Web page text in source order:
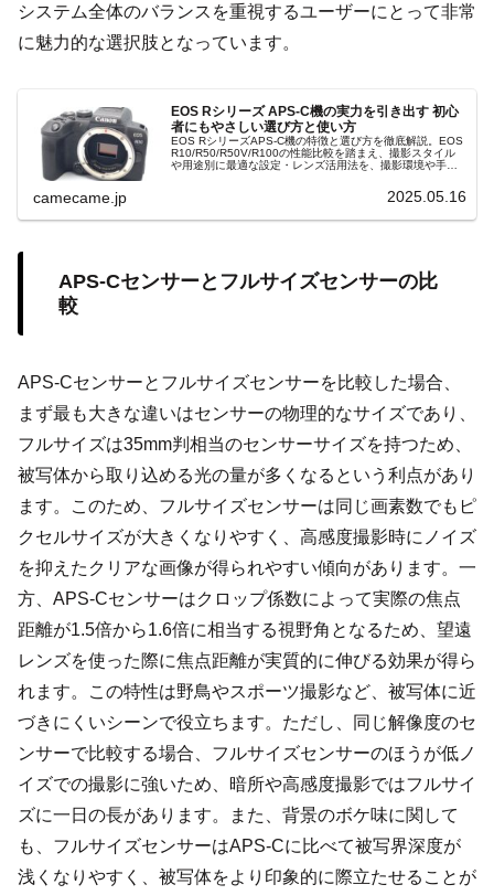
システム全体のバランスを重視するユーザーにとって非常
に魅力的な選択肢となっています。
EOS Rシリーズ APS-C機の実力を引き出す 初心
者にもやさしい選び方と使い方
EOS RシリーズAPS-C機の特徴と選び方を徹底解説。EOS
R10/R50/R50V/R100の性能比較を踏まえ、撮影スタイル
や用途別に最適な設定・レンズ活用法を、撮影環境や手ブ
camecame.jp 2025.05.16
APS-Cセンサーとフルサイズセンサーの比
較
APS-Cセンサーとフルサイズセンサーを比較した場合、
まず最も大きな違いはセンサーの物理的なサイズであり、
フルサイズは35mm判相当のセンサーサイズを持つため、
被写体から取り込める光の量が多くなるという利点があり
ます。このため、フルサイズセンサーは同じ画素数でもピ
クセルサイズが大きくなりやすく、高感度撮影時にノイズ
を抑えたクリアな画像が得られやすい傾向があります。一
方、APS-Cセンサーはクロップ係数によって実際の焦点
距離が1.5倍から1.6倍に相当する視野角となるため、望遠
レンズを使った際に焦点距離が実質的に伸びる効果が得ら
れます。この特性は野鳥やスポーツ撮影など、被写体に近
づきにくいシーンで役立ちます。ただし、同じ解像度のセ
ンサーで比較する場合、フルサイズセンサーのほうが低ノ
イズでの撮影に強いため、暗所や高感度撮影ではフルサイ
ズに一日の長があります。また、背景のボケ味に関して
も、フルサイズセンサーはAPS-Cに比べて被写界深度が
浅くなりやすく、被写体をより印象的に際立たせることが